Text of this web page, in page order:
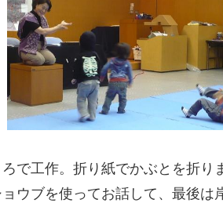
で工作。折り紙でかぶとを折り
ウブを使ってお話して、最後は